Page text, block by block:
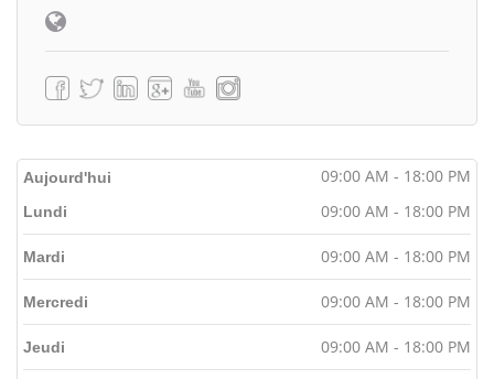
Aujourd'hui 09:00 AM - 18:00 PM
Lundi 09:00 AM - 18:00 PM
Mardi 09:00 AM - 18:00 PM
Mercredi 09:00 AM - 18:00 PM
Jeudi 09:00 AM - 18:00 PM